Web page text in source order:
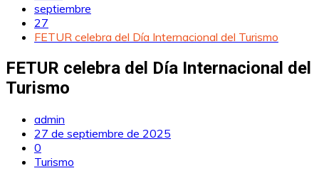
septiembre
27
FETUR celebra del Día Internacional del Turismo
FETUR celebra del Día Internacional del
Turismo
admin
27 de septiembre de 2025
0
Turismo